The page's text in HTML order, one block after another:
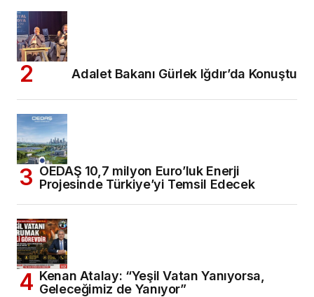
Adalet Bakanı Gürlek Iğdır’da Konuştu
OEDAŞ 10,7 milyon Euro’luk Enerji
Projesinde Türkiye’yi Temsil Edecek
Kenan Atalay: “Yeşil Vatan Yanıyorsa,
Geleceğimiz de Yanıyor”